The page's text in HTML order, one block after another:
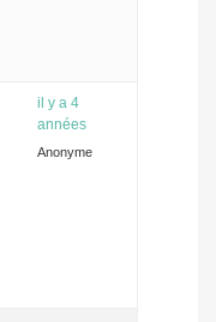
il y a 4
années
Anonyme